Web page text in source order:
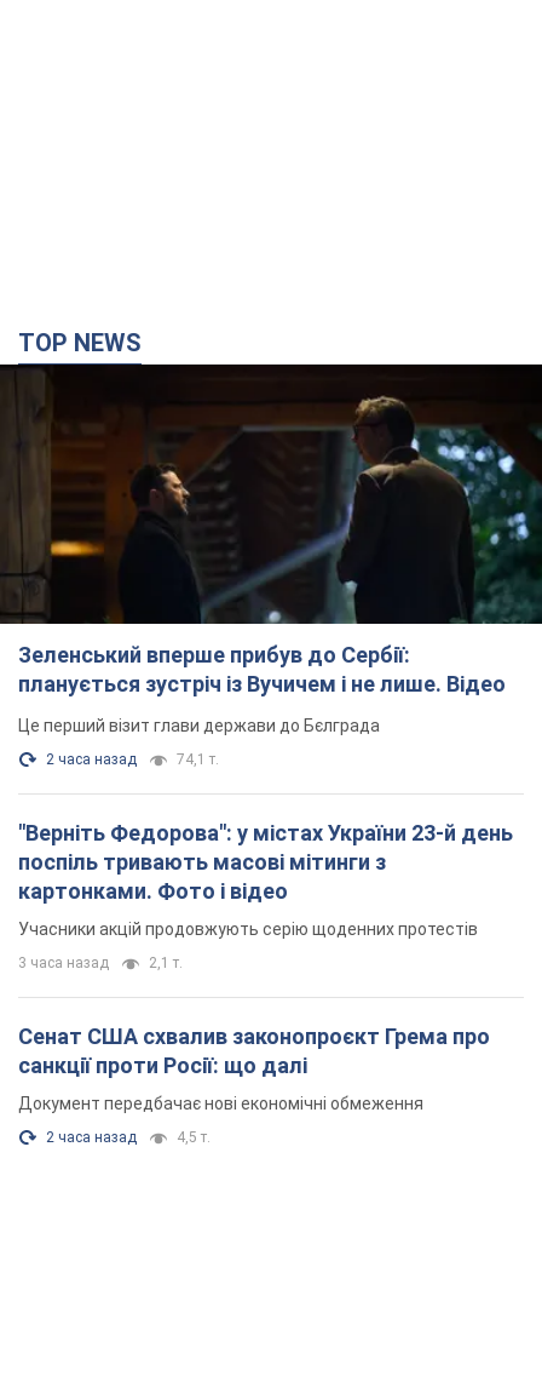
Зеленський вперше прибув до Сербії:
планується зустріч із Вучичем і не лише. Відео
Це перший візит глави держави до Бєлграда
74,1 т.
"Верніть Федорова": у містах України 23-й день
поспіль тривають масові мітинги з
картонками. Фото і відео
Учасники акцій продовжують серію щоденних протестів
3 часа назад 2,1 т.
Сенат США схвалив законопроєкт Грема про
санкції проти Росії: що далі
2 часа назад